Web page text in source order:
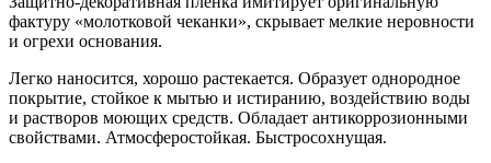
фактуру «молотковой чеканки», скрывает мелкие неровности
и огрехи основания.
Легко наносится, хорошо растекается. Образует однородное
покрытие, стойкое к мытью и истиранию, воздействию воды
и растворов моющих средств. Обладает антикоррозионными
свойствами. Атмосферостойкая. Быстросохнущая.